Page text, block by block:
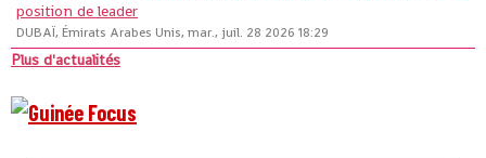
position de leader
DUBAÏ, Émirats Arabes Unis, mar., juil. 28 2026 18:29
Plus d'actualités